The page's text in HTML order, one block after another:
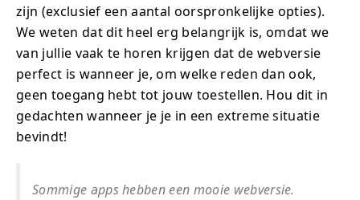
zijn (exclusief een aantal oorspronkelijke opties).
We weten dat dit heel erg belangrijk is, omdat we
van jullie vaak te horen krijgen dat de webversie
perfect is wanneer je, om welke reden dan ook,
geen toegang hebt tot jouw toestellen. Hou dit in
gedachten wanneer je je in een extreme situatie
bevindt!
Sommige apps hebben een mooie webversie.